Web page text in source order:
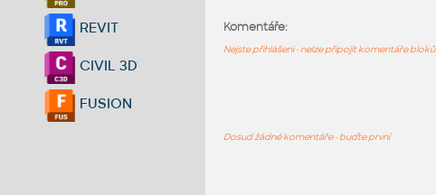
REVIT
CIVIL 3D
FUSION
Komentáře:
Nejste přihlášeni - nelze připojit komentáře bloků
Dosud žádné komentáře - buďte první